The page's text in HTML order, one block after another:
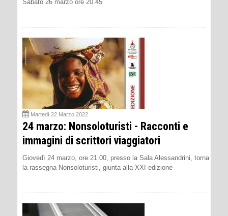
Sabato 26 marzo ore 20.45
Martedì 22 Marzo 2022
24 marzo: Nonsoloturisti - Racconti e
immagini di scrittori viaggiatori
Giovedì 24 marzo, ore 21.00, presso la Sala Alessandrini, torna
la rassegna Nonsoloturisti, giunta alla XXI edizione